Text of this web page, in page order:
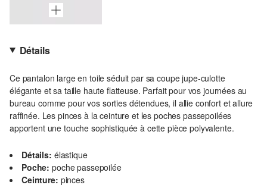
Détails
Ce pantalon large en toile séduit par sa coupe jupe-culotte
élégante et sa taille haute flatteuse. Parfait pour vos journées au
bureau comme pour vos sorties détendues, il allie confort et allure
raffinée. Les pinces à la ceinture et les poches passepoilées
apportent une touche sophistiquée à cette pièce polyvalente.
Détails: élastique
Poche: poche passepoilée
Ceinture: pinces